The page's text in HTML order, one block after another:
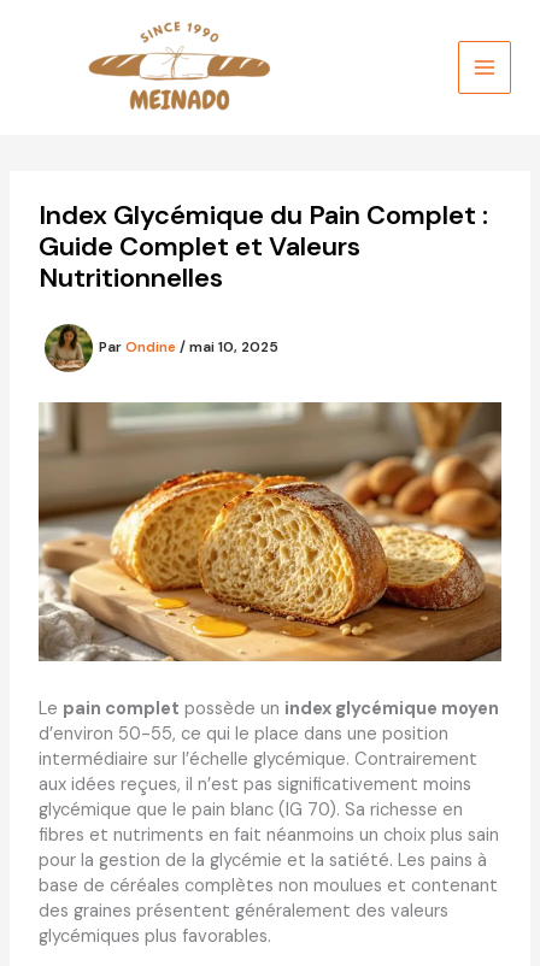
Index Glycémique du Pain Complet :
Guide Complet et Valeurs
Nutritionnelles
ParOndine /mai 10, 2025
Le pain complet possède un index glycémique moyen
d’environ 50-55, ce qui le place dans une position
intermédiaire sur l’échelle glycémique. Contrairement
aux idées reçues, il n’est pas significativement moins
glycémique que le pain blanc (IG 70). Sa richesse en
fibres et nutriments en fait néanmoins un choix plus sain
pour la gestion de la glycémie et la satiété. Les pains à
base de céréales complètes non moulues et contenant
des graines présentent généralement des valeurs
glycémiques plus favorables.